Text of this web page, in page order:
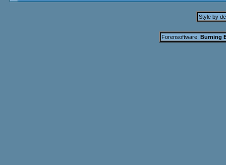
Style by
Forensoftware: Burning